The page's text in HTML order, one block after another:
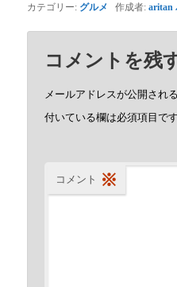
カテゴリー: グルメ 作成者:aritan
コメントを残
メールアドレスが公開され
付いている欄は必須項目です
コメント ※